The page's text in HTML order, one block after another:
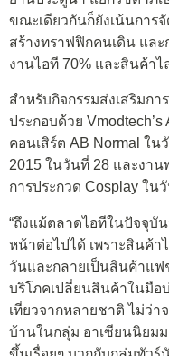
ขณะเดียวกันก็ยังเน้นการจั
สร้างทราฟฟิกคนเดิน แล
งานไอที 70% และสินค้าไ
สำหรับกิจกรรมส่งเสริมก
ประกอบด้วย
คอนเสิร์ต AB Normal ใน
2015 ในวันที่ 28 และงาน
การประกวด Cosplay ใน
“ถึงแม้ตลาดไอทีในปัจจุบั
หน้าต่อไปได้ เพราะสินค้า
วันและกลายเป็นสินค้าแ
บริโภคเปลี่ยนสินค้าในมือ
เที่ยวจากหลายชาติ ไม่ว่า
บ้านในกลุ่ม อาเซียนนิยม